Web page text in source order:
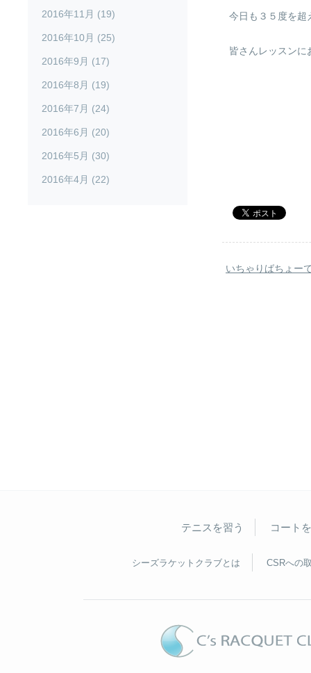
今日も３５度を超
皆さんレッスンに
いちゃりばちょー
2016年11月 (19)
2016年10月 (25)
2016年9月 (17)
2016年8月 (19)
2016年7月 (24)
2016年6月 (20)
2016年5月 (30)
2016年4月 (22)
テニスを習う コート
シーズラケットクラブとは CSRへの